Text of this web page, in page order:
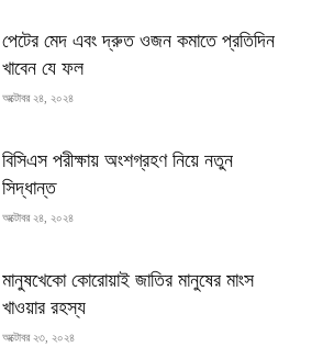
পেটের মেদ এবং দ্রুত ওজন কমাতে প্রতিদিন
খাবেন যে ফল
অক্টোবর ২৪, ২০২৪
বিসিএস পরীক্ষায় অংশগ্রহণ নিয়ে নতুন
সিদ্ধান্ত
অক্টোবর ২৪, ২০২৪
মানুষখেকো কোরোয়াই জাতির মানুষের মাংস
খাওয়ার রহস্য
অক্টোবর ২৩, ২০২৪